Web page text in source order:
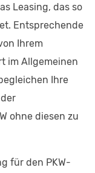
Leasing, das so
Entsprechende
Ihrem
im Allgemeinen
Ihre
ohne diesen zu
für den PKW-